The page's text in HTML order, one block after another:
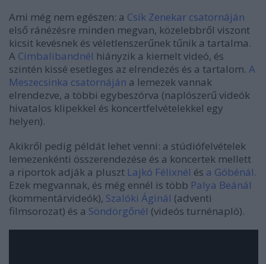
Ami még nem egészen: a Csík Zenekar csatornáján
első ránézésre minden megvan, közelebbről viszont
kicsit kevésnek és véletlenszerűnek tűnik a tartalma.
A Cimbalibandnél hiányzik a kiemelt videó, és
szintén kissé esetleges az elrendezés és a tartalom. A
Meszecsinka csatornáján a lemezek vannak
elrendezve, a többi egybeszórva (naplószerű videók
hivatalos klipekkel és koncertfelvételekkel egy
helyen).
Akikről pedig példát lehet venni: a stúdiófelvételek
lemezenkénti összerendezése és a koncertek mellett
a riportok adják a pluszt Lajkó Félixnél és a Góbénál.
Ezek megvannak, és még ennél is több Palya Beánál
(kommentárvideók), Szalóki Áginál (adventi
filmsorozat) és a Söndörgőnél (videós turnénapló).